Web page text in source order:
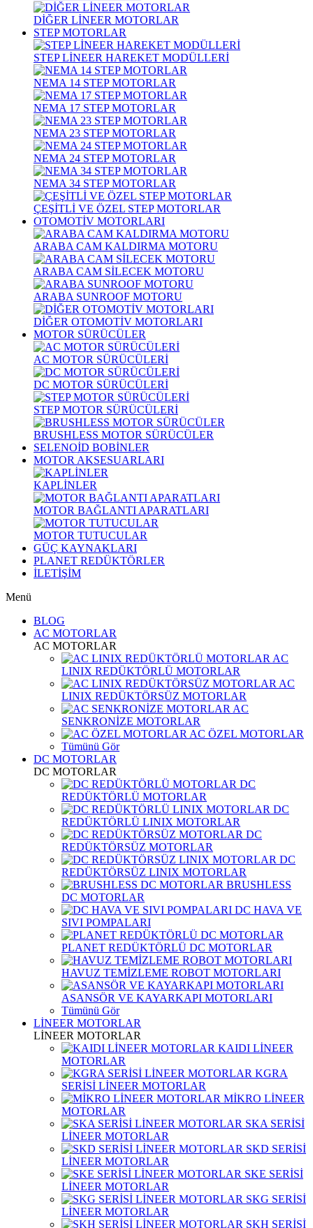
DİĞER LİNEER MOTORLAR
STEP MOTORLAR
STEP LİNEER HAREKET MODÜLLERİ
NEMA 14 STEP MOTORLAR
NEMA 17 STEP MOTORLAR
NEMA 23 STEP MOTORLAR
NEMA 24 STEP MOTORLAR
NEMA 34 STEP MOTORLAR
ÇEŞİTLİ VE ÖZEL STEP MOTORLAR
OTOMOTİV MOTORLARI
ARABA CAM KALDIRMA MOTORU
ARABA CAM SİLECEK MOTORU
ARABA SUNROOF MOTORU
DİĞER OTOMOTİV MOTORLARI
MOTOR SÜRÜCÜLER
AC MOTOR SÜRÜCÜLERİ
DC MOTOR SÜRÜCÜLERİ
STEP MOTOR SÜRÜCÜLERİ
BRUSHLESS MOTOR SÜRÜCÜLER
SELENOİD BOBİNLER
MOTOR AKSESUARLARI
KAPLİNLER
MOTOR BAĞLANTI APARATLARI
MOTOR TUTUCULAR
GÜÇ KAYNAKLARI
PLANET REDÜKTÖRLER
İLETİŞİM
Menü
BLOG
AC MOTORLAR
AC MOTORLAR
AC
LINIX REDÜKTÖRLÜ MOTORLAR
AC
LINIX REDÜKTÖRSÜZ MOTORLAR
AC
SENKRONİZE MOTORLAR
AC ÖZEL MOTORLAR
Tümünü Gör
DC MOTORLAR
DC MOTORLAR
DC
REDÜKTÖRLÜ MOTORLAR
DC
REDÜKTÖRLÜ LINIX MOTORLAR
DC
REDÜKTÖRSÜZ MOTORLAR
DC
REDÜKTÖRSÜZ LINIX MOTORLAR
BRUSHLESS
DC MOTORLAR
DC HAVA VE
SIVI POMPALARI
PLANET REDÜKTÖRLÜ DC MOTORLAR
HAVUZ TEMİZLEME ROBOT MOTORLARI
ASANSÖR VE KAYARKAPI MOTORLARI
Tümünü Gör
LİNEER MOTORLAR
LİNEER MOTORLAR
KAIDI LİNEER
MOTORLAR
KGRA
SERİSİ LİNEER MOTORLAR
MİKRO LİNEER
MOTORLAR
SKA SERİSİ
LİNEER MOTORLAR
SKD SERİSİ
LİNEER MOTORLAR
SKE SERİSİ
LİNEER MOTORLAR
SKG SERİSİ
LİNEER MOTORLAR
SKH SERİSİ